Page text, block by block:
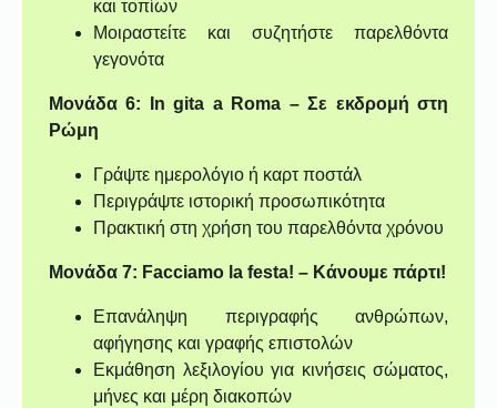
και τοπίων
Μοιραστείτε και συζητήστε παρελθόντα
γεγονότα
Μονάδα 6: In gita a Roma – Σε εκδρομή στη
Ρώμη
Γράψτε ημερολόγιο ή καρτ ποστάλ
Περιγράψτε ιστορική προσωπικότητα
Πρακτική στη χρήση του παρελθόντα χρόνου
Μονάδα 7: Facciamo la festa! – Κάνουμε πάρτι!
Επανάληψη περιγραφής ανθρώπων,
αφήγησης και γραφής επιστολών
Εκμάθηση λεξιλογίου για κινήσεις σώματος,
μήνες και μέρη διακοπών